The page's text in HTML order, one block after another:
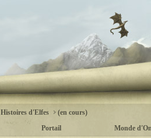
Histoires d'Elfes
(en cours)
Portail
Monde